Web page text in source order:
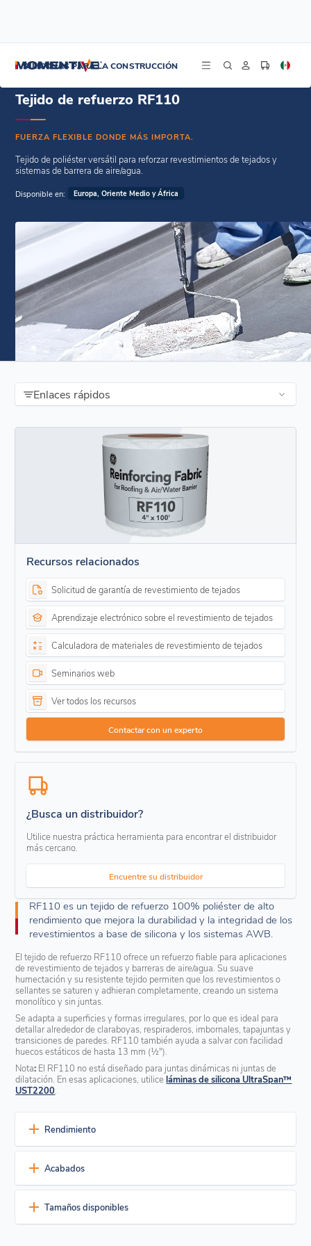
SILICONAS PARA LA CONSTRUCCIÓN
Tejido de refuerzo RF110
FUERZA FLEXIBLE DONDE MÁS IMPORTA.
Tejido de poliéster versátil para reforzar revestimientos de tejados y
sistemas de barrera de aire/agua.
Disponible en: Europa, Oriente Medio y África
Enlaces rápidos
Recursos relacionados
Solicitud de garantía de revestimiento de tejados
Aprendizaje electrónico sobre el revestimiento de tejados
Calculadora de materiales de revestimiento de tejados
Seminarios web
Ver todos los recursos
Contactar con un experto
¿Busca un distribuidor?
Utilice nuestra práctica herramienta para encontrar el distribuidor
más cercano.
Encuentre su distribuidor
RF110 es un tejido de refuerzo 100% poliéster de alto
rendimiento que mejora la durabilidad y la integridad de los
revestimientos a base de silicona y los sistemas AWB.
El tejido de refuerzo RF110 ofrece un refuerzo fiable para aplicaciones
de revestimiento de tejados y barreras de aire/agua. Su suave
humectación y su resistente tejido permiten que los revestimientos o
sellantes se saturen y adhieran completamente, creando un sistema
monolítico y sin juntas.
Se adapta a superficies y formas irregulares, por lo que es ideal para
detallar alrededor de claraboyas, respiraderos, imbornales, tapajuntas y
transiciones de paredes. RF110 también ayuda a salvar con facilidad
huecos estáticos de hasta 13 mm (½").
Nota: El RF110 no está diseñado para juntas dinámicas ni juntas de
dilatación. En esas aplicaciones, utiliceláminas de silicona UltraSpan™
UST2200
Rendimiento
Fácil de instalar
Resistente al desgarro - Soporta el movimiento durante el
mojado y la colocación
Acabados
Actualmente disponible en un color estándar.
Blanco
Tamaños disponibles